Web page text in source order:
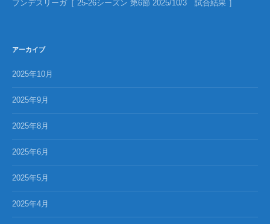
ブンデスリーガ［ 25-26シーズン 第6節 2025/10/3 試合結果 ］
アーカイブ
2025年10月
2025年9月
2025年8月
2025年6月
2025年5月
2025年4月